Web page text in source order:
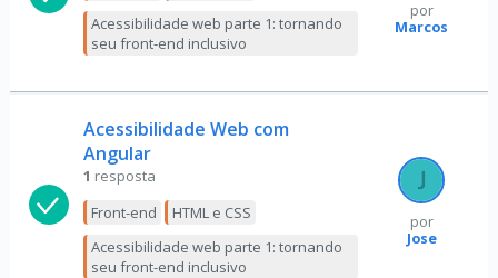
Acessibilidade web parte 1: tornando
seu front-end inclusivo
por
Marcos
Acessibilidade Web com
Angular
1 resposta
Front-end
HTML e CSS
Acessibilidade web parte 1: tornando
seu front-end inclusivo
por
Jose